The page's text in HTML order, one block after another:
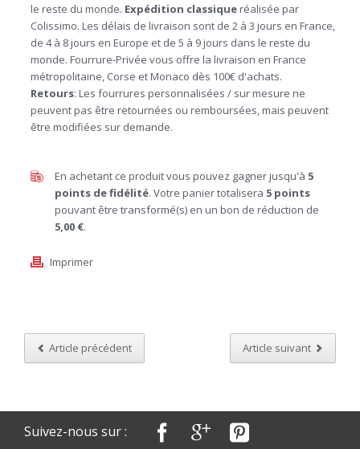
le reste du monde. Expédition classiqueréalisée par
Colissimo. Les délais de livraison sont de 2 à 3 jours en France,
de 4 à 8 jours en Europe et de 5 à 9 jours dans le reste du
monde. Fourrure-Privée vous offre la livraison en France
métropolitaine, Corse et Monaco dès 100€ d'achats.
Retours: Les fourrures personnalisées / sur mesure ne
peuvent pas être retournées ou remboursées, mais peuvent
être modifiées sur demande.
En achetant ce produit vous pouvez gagner jusqu'à 5
points de fidélité. Votre panier totalisera 5points
pouvant être transformé(s) en un bon de réduction de
5,00 €.
Imprimer
Article précédent Article suivant
Suivez-nous sur :